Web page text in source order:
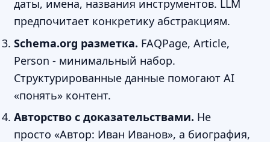
даты, имена, названия инструментов. LLM
предпочитает конкретику абстракциям.
Schema.org разметка. FAQPage, Article,
Person - минимальный набор.
Структурированные данные помогают AI
«понять» контент.
Авторство с доказательствами. Не
просто «Автор: Иван Иванов», а биография,